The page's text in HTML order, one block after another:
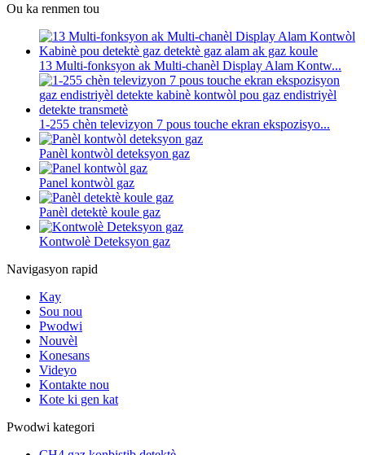
Ou ka renmen tou
13 Multi-fonksyon ak Multi-chanèl Display Alam Kontw...
1-255 chèn televizyon 7 pous touche ekran ekspozisyo...
Panèl kontwòl deteksyon gaz
Panel kontwòl gaz
Panèl detektè koule gaz
Kontwolè Deteksyon gaz
Navigasyon rapid
Kay
Sou nou
Pwodwi
Nouvèl
Konesans
Videyo
Kontakte nou
Kote ki gen kat
Pwodwi kategori